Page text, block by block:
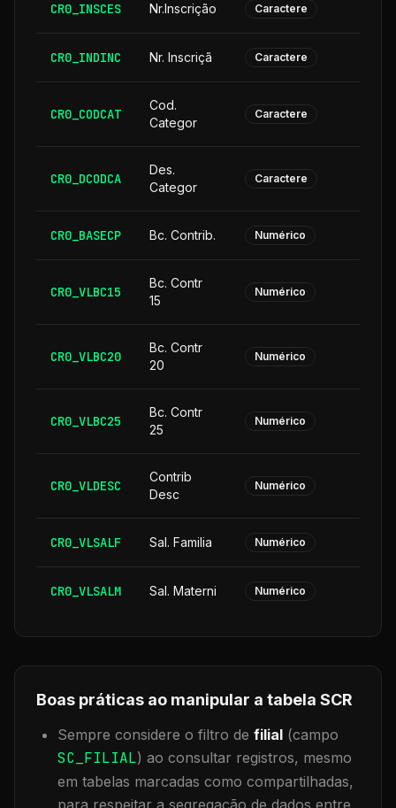
CR0_INSCES Nr.Inscrição Caractere
CR0_INDINC Nr. Inscriçã Caractere
CR0_CODCAT
Cod.
Categor
Caractere
CR0_DCODCA
Des.
Categor
Caractere
CR0_BASECP Bc. Contrib. Numérico
CR0_VLBC15
Bc. Contr
15
Numérico
CR0_VLBC20
Bc. Contr
20
Numérico
CR0_VLBC25
Bc. Contr
25
Numérico
CR0_VLDESC
Contrib
Desc
Numérico
CR0_VLSALF Sal. Familia Numérico
CR0_VLSALM Sal. Materni Numérico
Boas práticas ao manipular a tabela SCR
Sempre considere o filtro de filial (campo
SC_FILIAL) ao consultar registros, mesmo
em tabelas marcadas como compartilhadas,
para respeitar a segregação de dados entre